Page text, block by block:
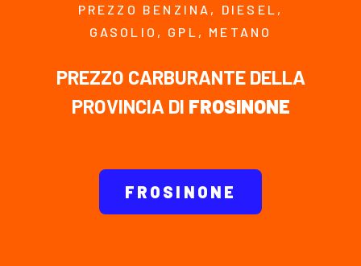
PREZZO BENZINA, DIESEL,
GASOLIO, GPL, METANO
PREZZO CARBURANTE DELLA
PROVINCIA DI FROSINONE
FROSINONE